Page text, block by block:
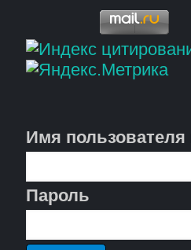
Имя
Пароль